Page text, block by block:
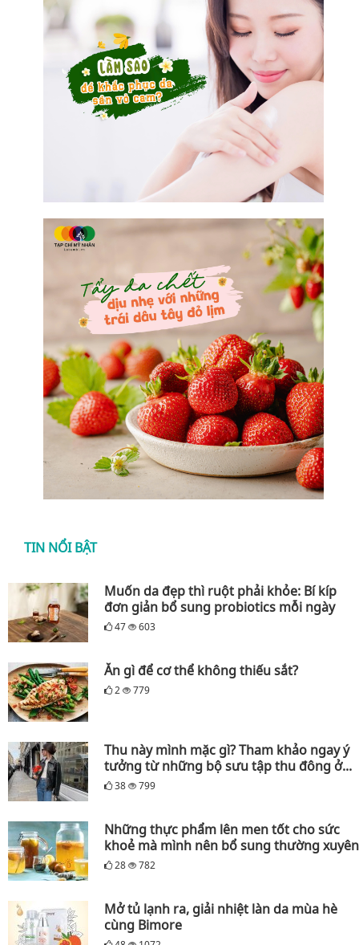
TIN NỔI BẬT
Muốn da đẹp thì ruột phải khỏe: Bí kíp
đơn giản bổ sung probiotics mỗi ngày
47 603
Ăn gì để cơ thể không thiếu sắt?
2 779
Thu này mình mặc gì? Tham khảo ngay ý
tưởng từ những bộ sưu tập thu đông ở...
38 799
Những thực phẩm lên men tốt cho sức
khoẻ mà mình nên bổ sung thường xuyên
28 782
Mở tủ lạnh ra, giải nhiệt làn da mùa hè
cùng Bimore